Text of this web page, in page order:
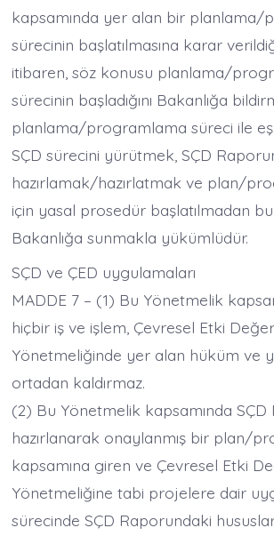
kapsamında yer alan bir planlama/
sürecinin başlatılmasına karar
itibaren, söz konusu planlama/
sürecinin başladığını Bakanlığa
planlama/programlama süreci ile
SÇD sürecini yürütmek, SÇD
hazırlamak/hazırlatmak ve plan/
için yasal prosedür başlatılmadan
Bakanlığa sunmakla yükümlüdür.
SÇD ve ÇED uygulamaları
MADDE 7 – (1) Bu Yönetmelik
hiçbir iş ve işlem, Çevresel Etki
Yönetmeliğinde yer alan hüküm ve
ortadan kaldırmaz.
(2) Bu Yönetmelik kapsamında SÇD
hazırlanarak onaylanmış bir plan/
kapsamına giren ve Çevresel Etki
Yönetmeliğine tabi projelere dair
sürecinde SÇD Raporundaki hususlar